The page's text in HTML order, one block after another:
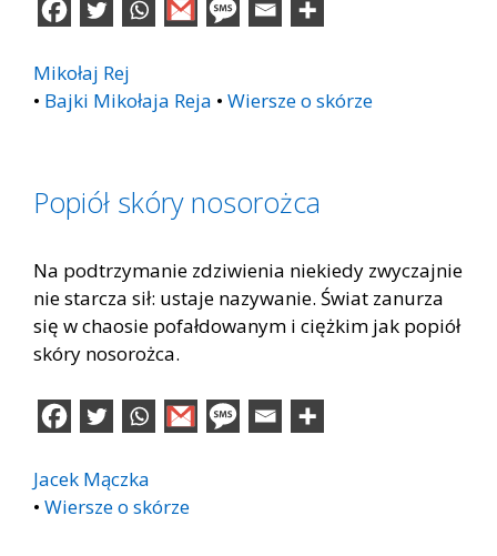
Mikołaj Rej
• Bajki Mikołaja Reja • Wiersze o skórze
Popiół skóry nosorożca
Na podtrzymanie zdziwienia niekiedy zwyczajnie
nie starcza sił: ustaje nazywanie. Świat zanurza
się w chaosie pofałdowanym i ciężkim jak popiół
skóry nosorożca.
Jacek Mączka
• Wiersze o skórze